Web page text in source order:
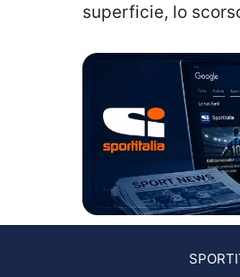
superficie, lo